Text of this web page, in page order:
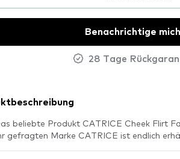
Benachrichtige mich
28 Tage
beliebte Produkt CATRICE Cheek Flirt
gefragten Marke CATRICE ist endlich